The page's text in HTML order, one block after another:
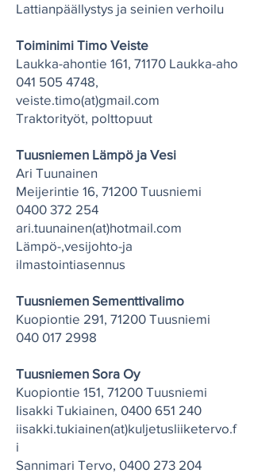
Lattianpäällystys ja seinien verhoilu
Toiminimi Timo Veiste
Laukka-ahontie 161, 71170 Laukka-aho
041 505 4748,
veiste.timo(at)gmail.com
Traktorityöt, polttopuut
Tuusniemen Lämpö ja Vesi
Ari Tuunainen
Meijerintie 16, 71200 Tuusniemi
0400 372 254
ari.tuunainen(at)hotmail.com
Lämpö-,vesijohto-ja
ilmastointiasennus
Tuusniemen Sementtivalimo
Kuopiontie 291, 71200 Tuusniemi
040 017 2998
Tuusniemen Sora Oy
Kuopiontie 151, 71200 Tuusniemi
Iisakki Tukiainen, 0400 651 240
iisakki.tukiainen(at)kuljetusliiketervo.f
i
Sannimari Tervo, 0400 273 204